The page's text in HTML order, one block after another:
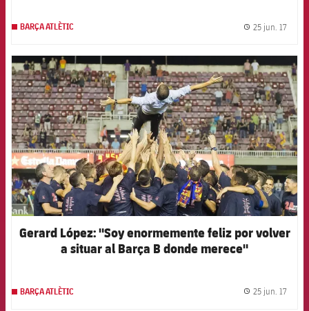
BARÇA ATLÈTIC 25 jun. 17
FCB Barcelona badge
Gerard López: "Soy enormemente feliz por volver
a situar al Barça B donde merece"
BARÇA ATLÈTIC 25 jun. 17